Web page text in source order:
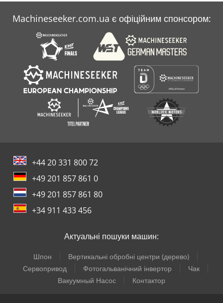
Machineseeker.com.ua є офіційним спонсором:
+44 20 331 800 72
+49 201 857 861 0
+49 201 857 861 80
+34 911 433 456
Актуальні пошуки машин:
Шпон
Вертикальні обробні центри (дерево)
Сервопривод
Фотогальванічний інвертор
Чак
Вакуумный Насос
Контактор